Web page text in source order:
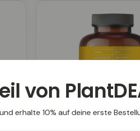
von
erhalte 10% auf deine erste